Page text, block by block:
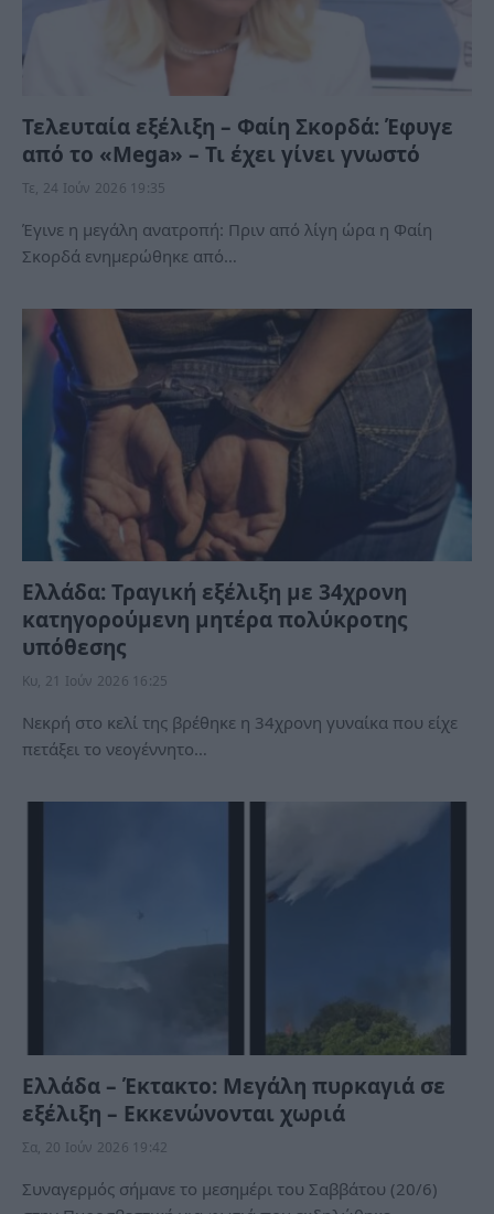
Τελευταία εξέλιξη – Φαίη Σκορδά: Έφυγε
από το «Mega» – Τι έχει γίνει γνωστό
Τε, 24 Ιούν 2026 19:35
Έγινε η μεγάλη ανατροπή: Πριν από λίγη ώρα η Φαίη
Σκορδά ενημερώθηκε από…
Ελλάδα: Τραγική εξέλιξη με 34χρονη
κατηγορούμενη μητέρα πολύκροτης
υπόθεσης
Κυ, 21 Ιούν 2026 16:25
Νεκρή στο κελί της βρέθηκε η 34χρονη γυναίκα που είχε
πετάξει το νεογέννητο…
Ελλάδα – Έκτακτο: Μεγάλη πυρκαγιά σε
εξέλιξη – Εκκενώνονται χωριά
Σα, 20 Ιούν 2026 19:42
Συναγερμός σήμανε το μεσημέρι του Σαββάτου (20/6)